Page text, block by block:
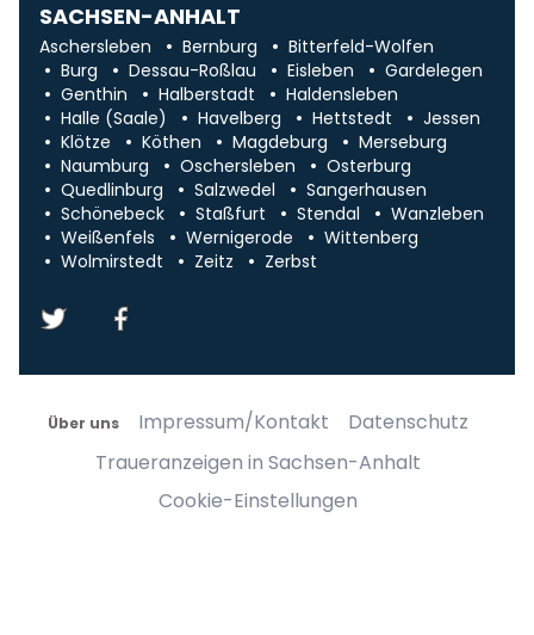
SACHSEN-ANHALT
Aschersleben Bernburg
Bitterfeld-Wolfen
Burg
Dessau-Roßlau Eisleben
Gardelegen
Genthin
Halberstadt
Haldensleben
Halle (Saale)
Havelberg Hettstedt
Jessen
Klötze
Köthen Magdeburg
Merseburg
Naumburg
Oschersleben
Osterburg
Quedlinburg
Salzwedel
Sangerhausen
Schönebeck
Staßfurt Stendal
Wanzleben
Weißenfels
Wernigerode
Wittenberg
Wolmirstedt
Zeitz Zerbst
Über uns Impressum/Kontakt
Datenschutz
Traueranzeigen in Sachsen-Anhalt
Cookie-Einstellungen